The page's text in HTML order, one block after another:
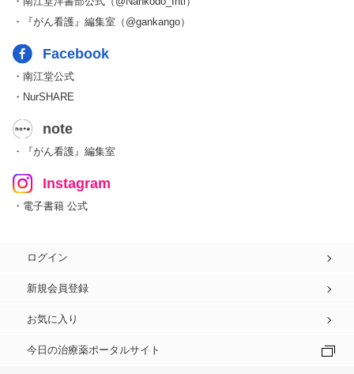
・『がん看護』編集室（@gankango）
Facebook
・南江堂公式
・NurSHARE
note
・『がん看護』編集室
Instagram
・電子書籍 公式
ログイン
新規会員登録
お気に入り
今日の治療薬ポータルサイト